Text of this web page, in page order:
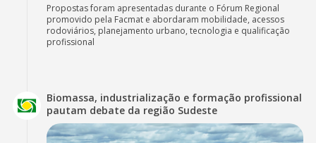
Propostas foram apresentadas durante o Fórum Regional
promovido pela Facmat e abordaram mobilidade, acessos
rodoviários, planejamento urbano, tecnologia e qualificação
profissional
Biomassa, industrialização e formação profissional
pautam debate da região Sudeste